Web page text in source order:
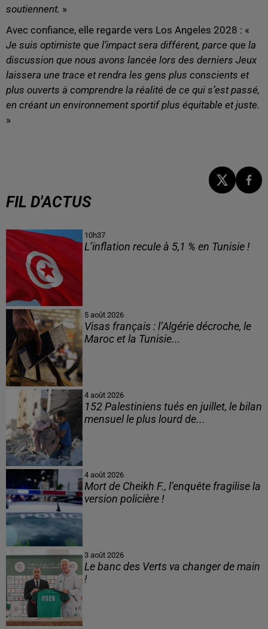
soutiennent. »
Avec confiance, elle regarde vers Los Angeles 2028 : «
Je suis optimiste que l’impact sera différent, parce que la
discussion que nous avons lancée lors des derniers Jeux
laissera une trace et rendra les gens plus conscients et
plus ouverts à comprendre la réalité de ce qui s’est passé,
en créant un environnement sportif plus équitable et juste.
»
FIL D'ACTUS
10h37
L’inflation recule à 5,1 % en Tunisie !
5 août 2026
Visas français : l’Algérie décroche, le
Maroc et la Tunisie...
4 août 2026
152 Palestiniens tués en juillet, le bilan
mensuel le plus lourd de...
4 août 2026
Mort de Cheikh F., l’enquête fragilise la
version policière !
3 août 2026
Le banc des Verts va changer de main
!